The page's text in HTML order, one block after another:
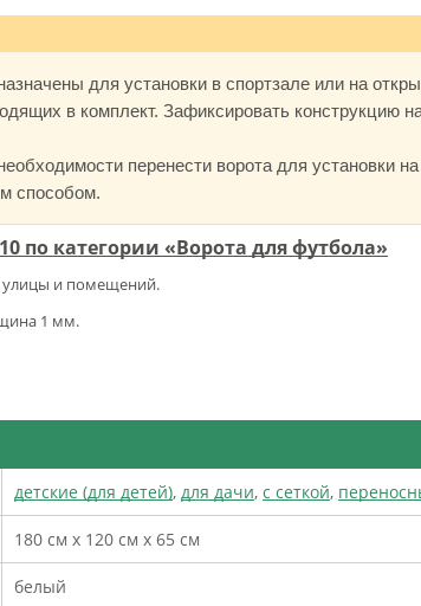
для установки в спортзале или на
в комплект. Зафиксировать конструкцию
перенести ворота для установки
способом.
по категории «Ворота для футбола»
улицы и помещений.
1 мм.
детские (для детей), для дачи, с сеткой,
180 см х 120 см х 65 см
белый